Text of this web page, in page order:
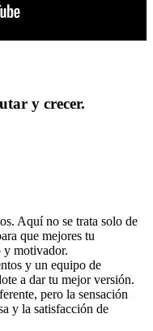
y crecer.
Aquí no se trata solo de
que mejores tu
y motivador.
y un equipo de
a dar tu mejor versión.
pero la sensación
y la satisfacción de